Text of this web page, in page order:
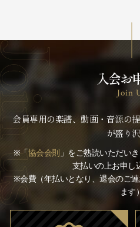
入会お
Join
会員専用の楽譜、動画・音源の
が盛り
※「協会会則 」をご熟読いただい
支払いの上お申し
※会費（年払いとなり、退会のご
ます）